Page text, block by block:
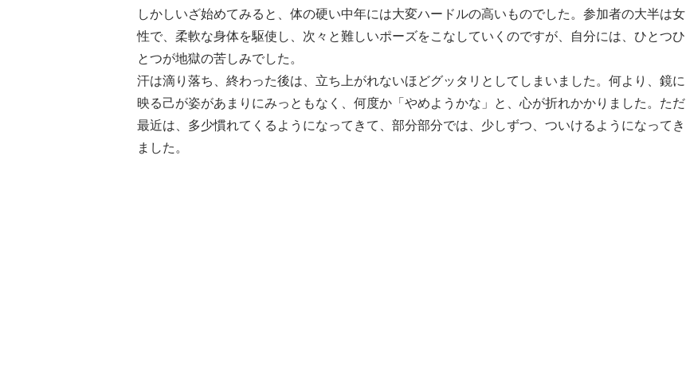
しかしいざ始めてみると、体の硬い中年には大変ハードルの高いものでした。参加者の大半は女
性で、柔軟な身体を駆使し、次々と難しいポーズをこなしていくのですが、自分には、ひとつひ
とつが地獄の苦しみでした。
汗は滴り落ち、終わった後は、立ち上がれないほどグッタリとしてしまいました。何より、鏡に
映る己が姿があまりにみっともなく、何度か「やめようかな」と、心が折れかかりました。ただ
最近は、多少慣れてくるようになってきて、部分部分では、少しずつ、ついけるようになってき
ました。